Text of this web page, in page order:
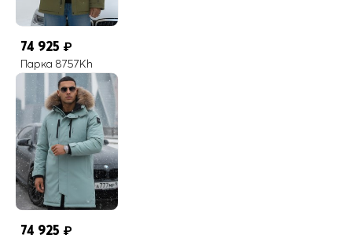
74 925 ₽
Парка 8757Kh
74 925 ₽